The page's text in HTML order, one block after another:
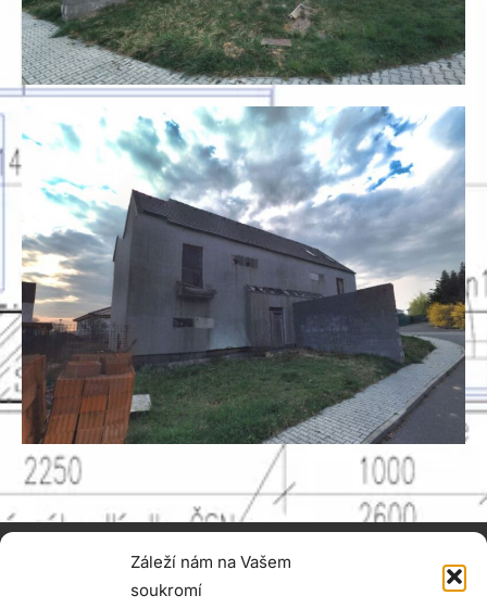
Záleží nám na Vašem
soukromí
MARTIN BAUŠ
+420 731 376 988